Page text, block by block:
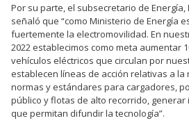
Por su parte, el subsecretario de
señaló que “como Ministerio de Energía
fuertemente la electromovilidad. En
2022 establecimos como meta aumentar
vehículos eléctricos que circulan por
establecen líneas de acción relativas a la
normas y estándares para cargadores,
público y flotas de alto recorrido,
que permitan difundir la tecnología”.